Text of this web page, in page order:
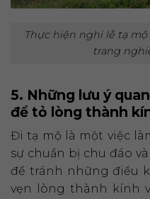
Thực hiện nghi lễ tạ
trang
5. Những lưu ý
để tỏ lòng thành
Đi tạ mộ là một việc
sự chuẩn bị chu đáo
để tránh những điều
vẹn lòng thành kính